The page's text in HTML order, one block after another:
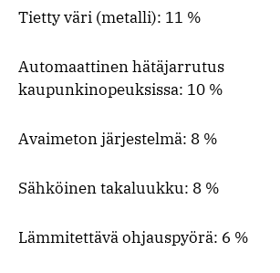
Tietty väri (metalli): 11 %
Automaattinen hätäjarrutus
kaupunkinopeuksissa: 10 %
Avaimeton järjestelmä: 8 %
Sähköinen takaluukku: 8 %
Lämmitettävä ohjauspyörä: 6 %